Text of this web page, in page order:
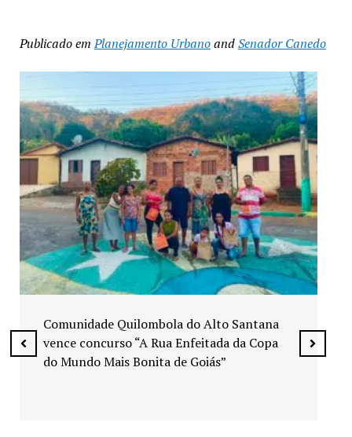
Publicado em Planejamento UrbanoandSenador Canedo
Exposição “Arte em Cores” leva pinturas a
espaços públicos de Senador Canedo